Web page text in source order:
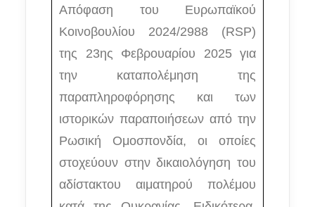
Απόφαση του Ευρωπαϊκού
Κοινοβουλίου 2024/2988 (RSP)
της 23ης Φεβρουαρίου 2025 για
την καταπολέμηση της
παραπληροφόρησης και των
ιστορικών παραποιήσεων από την
Ρωσική Ομοσπονδία, οι οποίες
στοχεύουν στην δικαιολόγηση του
αδίστακτου αιματηρού πολέμου